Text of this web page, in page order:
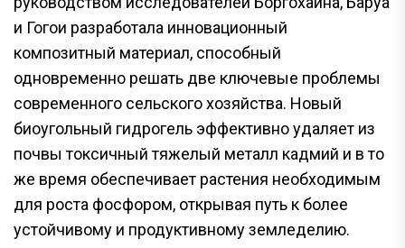
и Гогои разработала инновационный
композитный материал, способный
одновременно решать две ключевые проблемы
современного сельского хозяйства. Новый
биоугольный гидрогель эффективно удаляет из
почвы токсичный тяжелый металл кадмий и в то
же время обеспечивает растения необходимым
для роста фосфором, открывая путь к более
устойчивому и продуктивному земледелию.